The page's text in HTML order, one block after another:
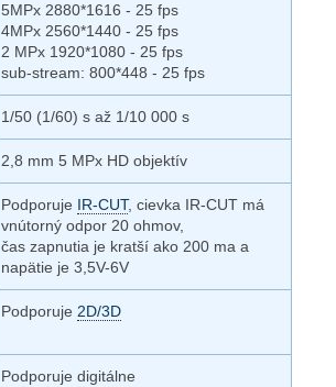
5MPx 2880*1616 - 25 fps
4MPx 2560*1440 - 25 fps
2 MPx 1920*1080 - 25 fps
sub-stream: 800*448 - 25 fps
1/50 (1/60) s až 1/10 000 s
2,8 mm 5 MPx HD objektív
Podporuje IR-CUT, cievka IR-CUT má
vnútorný odpor 20 ohmov,
čas zapnutia je kratší ako 200 ma a
napätie je 3,5V-6V
Podporuje 2D/3D
Podporuje digitálne